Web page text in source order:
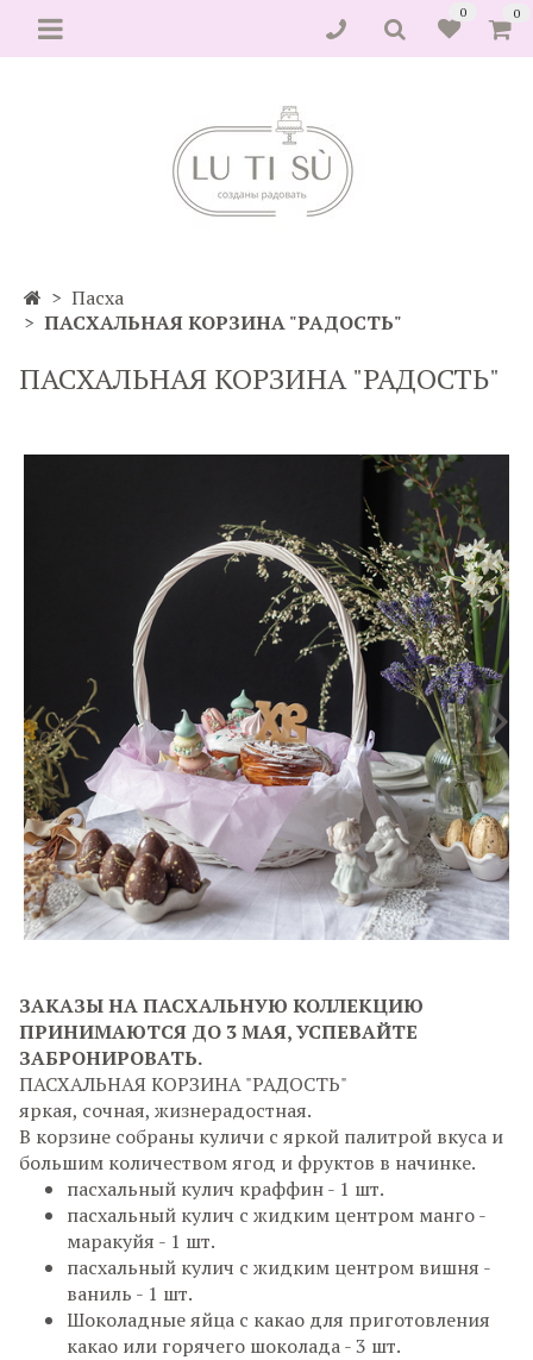
0 0
Пасха
ПАСХАЛЬНАЯ КОРЗИНА "РАДОСТЬ"
ПАСХАЛЬНАЯ КОРЗИНА "РАДОСТЬ"
ЗАКАЗЫ НА ПАСХАЛЬНУЮ КОЛЛЕКЦИЮ
ПРИНИМАЮТСЯ ДО 3 МАЯ, УСПЕВАЙТЕ
ЗАБРОНИРОВАТЬ.
ПАСХАЛЬНАЯ КОРЗИНА "РАДОСТЬ"
яркая, сочная, жизнерадостная.
В корзине собраны куличи с яркой палитрой вкуса и
большим количеством ягод и фруктов в начинке.
пасхальный кулич краффин - 1 шт.
пасхальный кулич с жидким центром манго -
маракуйя - 1 шт.
пасхальный кулич с жидким центром вишня -
ваниль - 1 шт.
Шоколадные яйца с какао для приготовления
какао или горячего шоколада - 3 шт.